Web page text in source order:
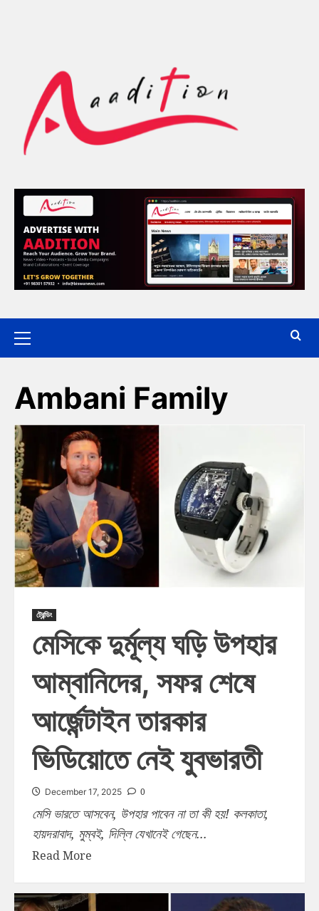
Ambani Family
ট্রেন্ডিং
মেসিকে দুর্মূল্য ঘড়ি উপহার
আম্বানিদের, সফর শেষে
আর্জেন্টাইন তারকার
ভিডিয়োতে নেই যুবভারতী
December 17, 2025 0
মেসি ভারতে আসবেন, উপহার পাবেন না তা কী হয়! কলকাতা,
হায়দরাবাদ, মুম্বই, দিল্লি যেখানেই গেছেন...
Read More